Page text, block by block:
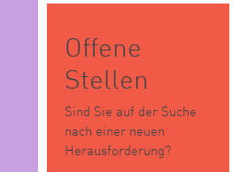
Offene
Stellen
Sind Sie auf der Suche
nach einer neuen
Herausforderung?